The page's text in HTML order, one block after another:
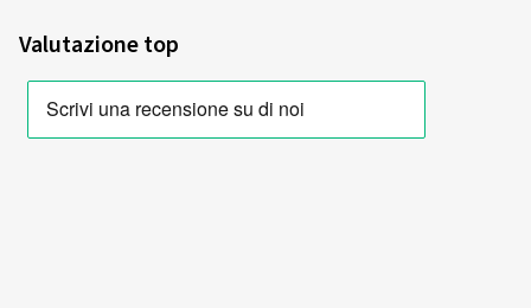
Valutazione top